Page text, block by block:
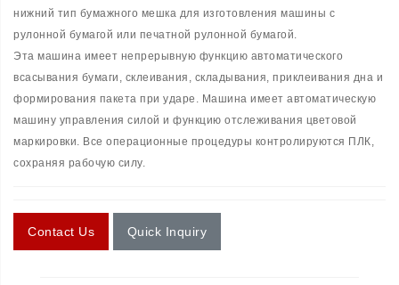
нижний тип бумажного мешка для изготовления машины с
рулонной бумагой или печатной рулонной бумагой.
Эта машина имеет непрерывную функцию автоматического
всасывания бумаги, склеивания, складывания, приклеивания дна и
формирования пакета при ударе. Машина имеет автоматическую
машину управления силой и функцию отслеживания цветовой
маркировки. Все операционные процедуры контролируются ПЛК,
сохраняя рабочую силу.
Contact Us Quick Inquiry